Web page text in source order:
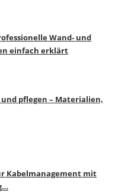
Wand- und
einfach erklärt
pflegen – Materialien,
Kabelmanagement mit